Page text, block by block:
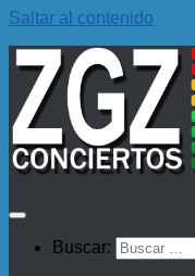
Saltar al contenido
Buscar: